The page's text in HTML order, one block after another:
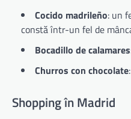
Cocido madrileño: un
constă într-un fel de
Bocadillo de calamares
Churros con chocolate
Shopping în Madrid